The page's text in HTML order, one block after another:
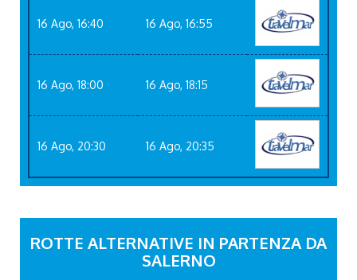
16 Ago, 16:40 16 Ago, 16:55
16 Ago, 18:00 16 Ago, 18:15
16 Ago, 20:30 16 Ago, 20:35
ROTTE ALTERNATIVE IN PARTENZA DA
SALERNO